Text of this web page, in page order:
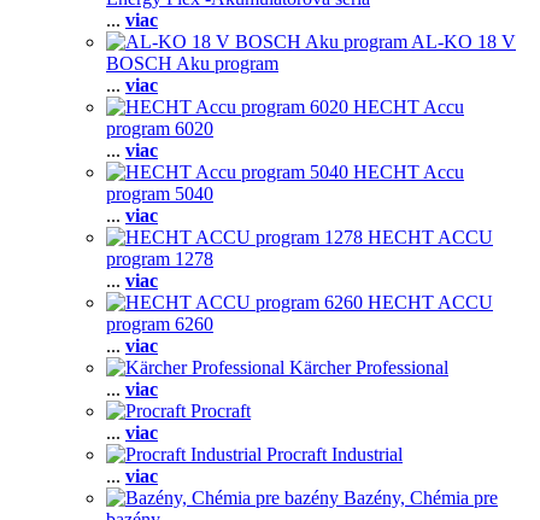
... viac
AL-KO 18 V
BOSCH Aku program
... viac
HECHT Accu
program 6020
... viac
HECHT Accu
program 5040
... viac
HECHT ACCU
program 1278
... viac
HECHT ACCU
program 6260
... viac
Kärcher Professional
... viac
Procraft
... viac
Procraft Industrial
... viac
Bazény, Chémia pre